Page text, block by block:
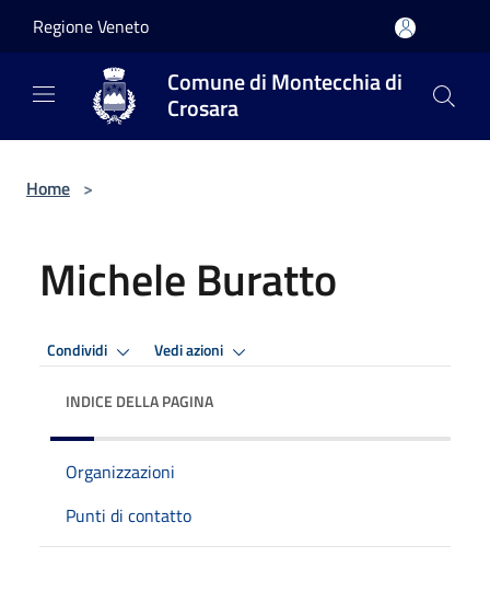
Regione Veneto
Comune di Montecchia di
Crosara
Home >
Michele Buratto
Condividi Vedi azioni
INDICE DELLA PAGINA
Organizzazioni
Punti di contatto